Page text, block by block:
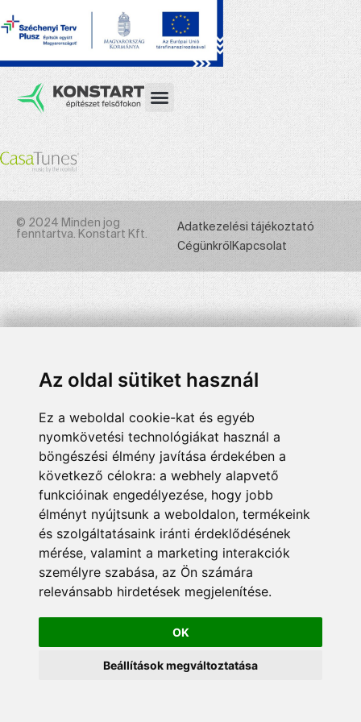
Az oldal sütiket használ
Ez a weboldal cookie-kat és egyéb
nyomkövetési technológiákat használ a
böngészési élmény javítása érdekében a
következő célokra: a webhely alapvető
funkcióinak engedélyezése, hogy jobb
élményt nyújtsunk a weboldalon, termékeink
és szolgáltatásaink iránti érdeklődésének
mérése, valamint a marketing interakciók
személyre szabása, az Ön számára
relevánsabb hirdetések megjelenítése.
OK
Beállítások megváltoztatása
© 2024 Minden jog
fenntartva. Konstart Kft.
Adatkezelési tájékoztató
CégünkrőlKapcsolat